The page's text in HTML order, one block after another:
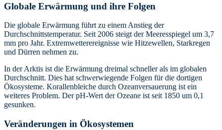
Globale Erwärmung und ihre Folgen
Die globale Erwärmung führt zu einem Anstieg der
Durchschnittstemperatur. Seit 2006 steigt der Meeresspiegel um 3,7
mm pro Jahr. Extremwetterereignisse wie Hitzewellen, Starkregen
und Dürren nehmen zu.
In der Arktis ist die Erwärmung dreimal schneller als im globalen
Durchschnitt. Dies hat schwerwiegende Folgen für die dortigen
Ökosysteme. Korallenbleiche durch Ozeanversauerung ist ein
weiteres Problem. Der pH-Wert der Ozeane ist seit 1850 um 0,1
gesunken.
Veränderungen in Ökosystemen